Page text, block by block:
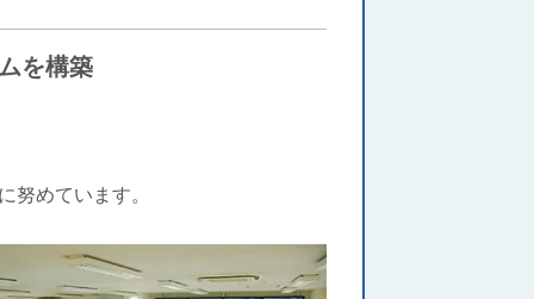
を構築
ています。